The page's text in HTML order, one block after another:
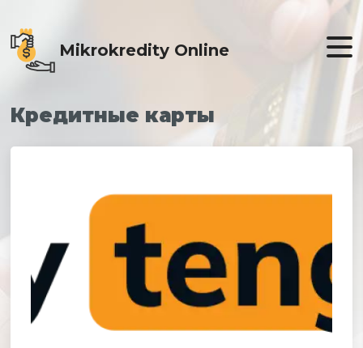
Mikrokredity Online
Кредитные карты